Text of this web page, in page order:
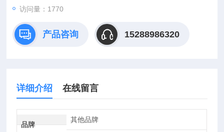
访问量：1770
产品咨询 15288986320
详细介绍 在线留言
品牌
其他品牌